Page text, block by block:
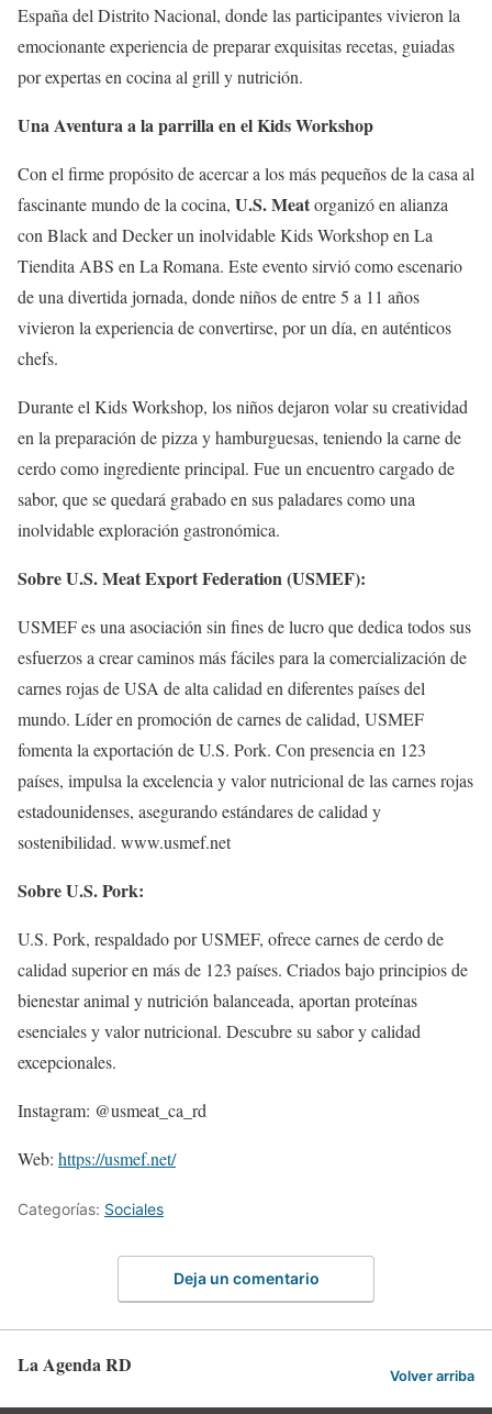
España del Distrito Nacional, donde las participantes vivieron la
emocionante experiencia de preparar exquisitas recetas, guiadas
por expertas en cocina al grill y nutrición.
Una Aventura a la parrilla en el Kids Workshop
Con el firme propósito de acercar a los más pequeños de la casa al
fascinante mundo de la cocina, U.S. Meatorganizó en alianza
con Black and Decker un inolvidable Kids Workshop en La
Tiendita ABS en La Romana. Este evento sirvió como escenario
de una divertida jornada, donde niños de entre 5 a 11 años
vivieron la experiencia de convertirse, por un día, en auténticos
chefs.
Durante el Kids Workshop, los niños dejaron volar su creatividad
en la preparación de pizza y hamburguesas, teniendo la carne de
cerdo como ingrediente principal. Fue un encuentro cargado de
sabor, que se quedará grabado en sus paladares como una
inolvidable exploración gastronómica.
Sobre U.S. Meat Export Federation (USMEF):
USMEF es una asociación sin fines de lucro que dedica todos sus
esfuerzos a crear caminos más fáciles para la comercialización de
carnes rojas de USA de alta calidad en diferentes países del
mundo. Líder en promoción de carnes de calidad, USMEF
fomenta la exportación de U.S. Pork. Con presencia en 123
países, impulsa la excelencia y valor nutricional de las carnes rojas
estadounidenses, asegurando estándares de calidad y
sostenibilidad. www.usmef.net
Sobre U.S. Pork:
U.S. Pork, respaldado por USMEF, ofrece carnes de cerdo de
calidad superior en más de 123 países. Criados bajo principios de
bienestar animal y nutrición balanceada, aportan proteínas
esenciales y valor nutricional. Descubre su sabor y calidad
excepcionales.
Instagram: @usmeat_ca_rd
Web: https://usmef.net/
Categorías: Sociales
Deja un comentario
La Agenda RD Volver arriba